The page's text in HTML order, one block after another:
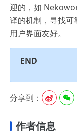
迎的，如
译的机制，寻找可
用户界面友好。
END
分享到：  
作者信息